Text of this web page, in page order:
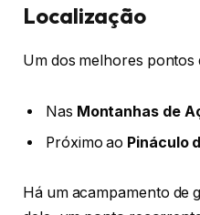
Localização
Um dos melhores pontos
Nas Montanhas de
Próximo ao Pináculo
Há um acampamento de